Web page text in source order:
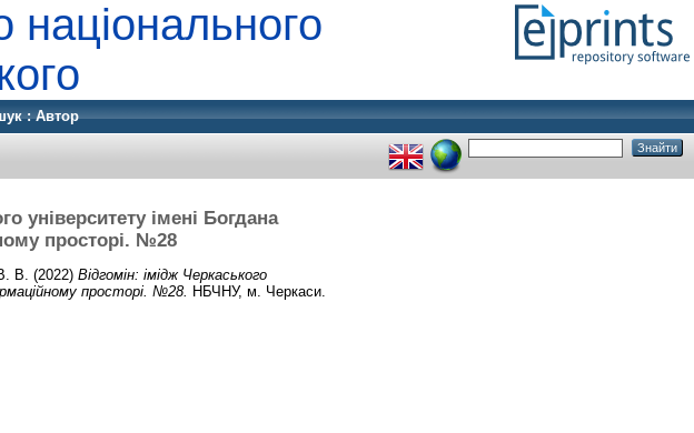
національного
: Автор
університету імені Богдана
просторі. №28
В. (2022) Відгомін: імідж Черкаського
просторі. №28. НБЧНУ, м. Черкаси.